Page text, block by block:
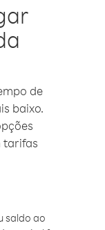
de
baixo.
tarifas
saldo ao